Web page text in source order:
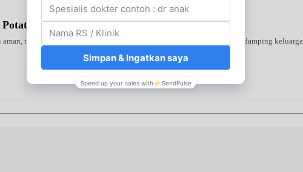
terverifikasi, dan dapat digunakan secara mandiri atau bersama pendamping keluarga.